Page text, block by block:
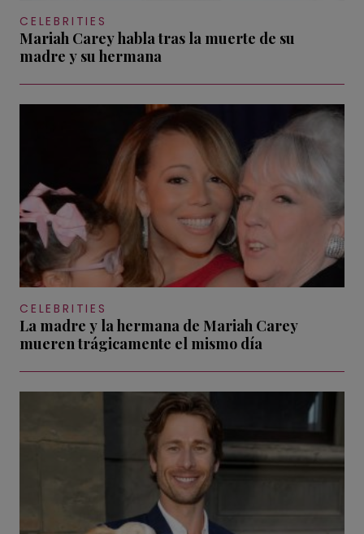
CELEBRITIES
Mariah Carey habla tras la muerte de su
madre y su hermana
CELEBRITIES
La madre y la hermana de Mariah Carey
mueren trágicamente el mismo día